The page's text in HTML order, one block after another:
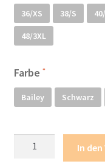
Mein Konto
Mein Konto
Metodi di pagamento
Minha conta
My account
36/XS 38/S
48/3XL
Farbe
Bailey Schwarz
In